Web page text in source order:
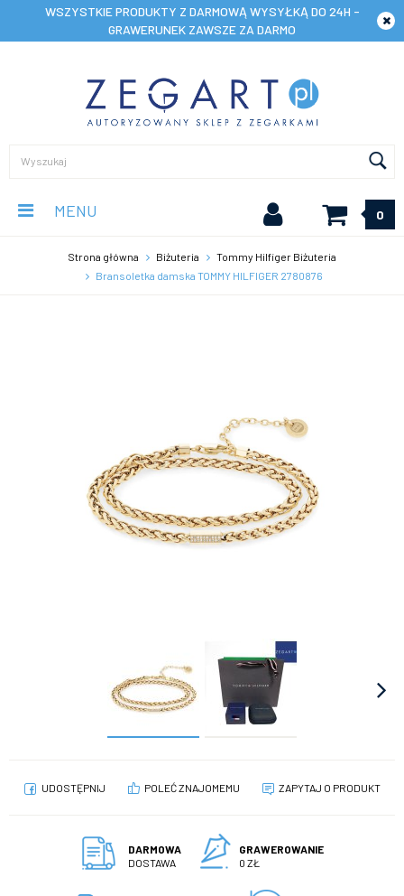
WSZYSTKIE PRODUKTY Z DARMOWĄ WYSYŁKĄ DO 24H -
GRAWERUNEK ZAWSZE ZA DARMO
MENU 0
Strona główna Biżuteria
Tommy Hilfiger Biżuteria
Bransoletka damska TOMMY HILFIGER 2780876
UDOSTĘPNIJ POLEĆ ZNAJOMEMU ZAPYTAJ O PRODUKT
DARMOWA
DOSTAWA
GRAWEROWANIE
0 ZŁ